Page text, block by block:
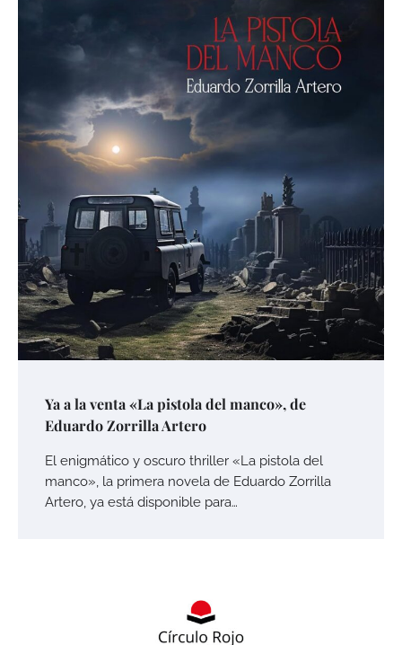
Ya a la venta «La pistola del manco», de
Eduardo Zorrilla Artero
El enigmático y oscuro thriller «La pistola del
manco», la primera novela de Eduardo Zorrilla
Artero, ya está disponible para…